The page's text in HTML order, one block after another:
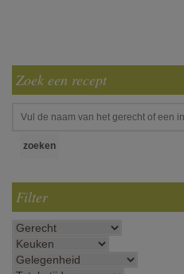
Zoek een recept
Filter